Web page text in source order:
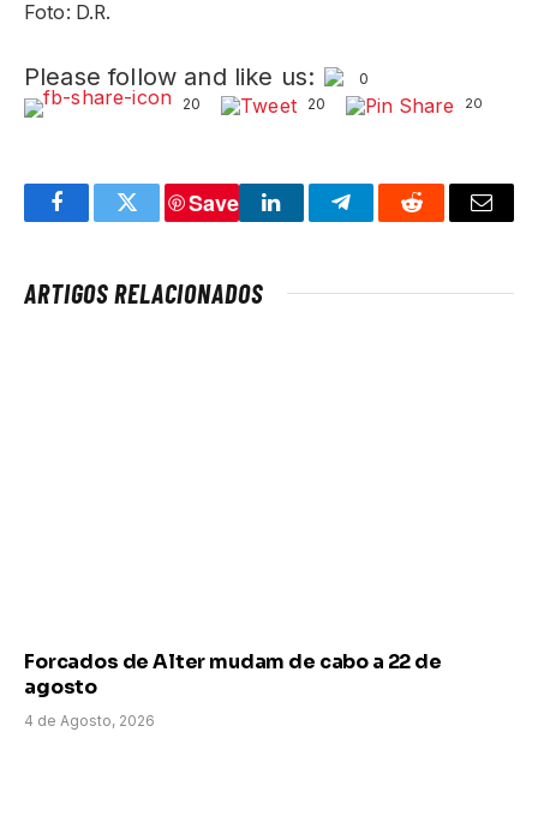
Foto: D.R.
Please follow and like us:
0
20
20 20
FacebookTwitter
Save
LinkedInTelegramReddit Email
ARTIGOS RELACIONADOS
Forcados de Alter mudam de cabo a 22 de
agosto
4 de Agosto, 2026